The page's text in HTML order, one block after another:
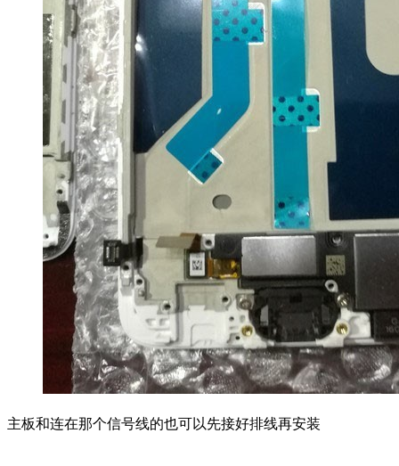
主板和连在那个信号线的也可以先接好排线再安装